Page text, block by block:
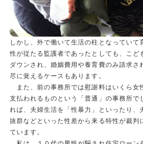
しかし、外で働いて生活の柱となっていて
性が従たる監護者であったとしても、こど
ダウンされ、婚姻費用や養育費のみ請求さ
尽に覚えるケースもあります。
また、前の事務所では慰謝料はいくら女
支払われるものという「普通」の事務所で
れば、夫婦生活を「性暴力」といったり、
抜群などといった性差から来る特性が裁判
ています。